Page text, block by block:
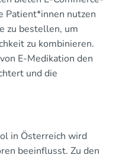
Patient*innen nutzen
zu bestellen, um
zu kombinieren.
E-Medikation den
und die
in Österreich wird
beeinflusst. Zu den